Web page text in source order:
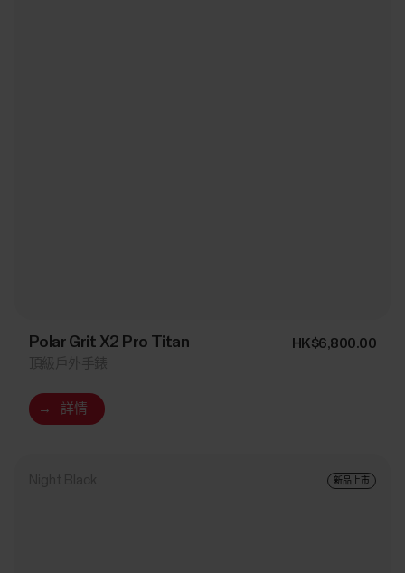
Polar Grit X2 Pro Titan HK$6,800.00
→ 詳情
新品上市